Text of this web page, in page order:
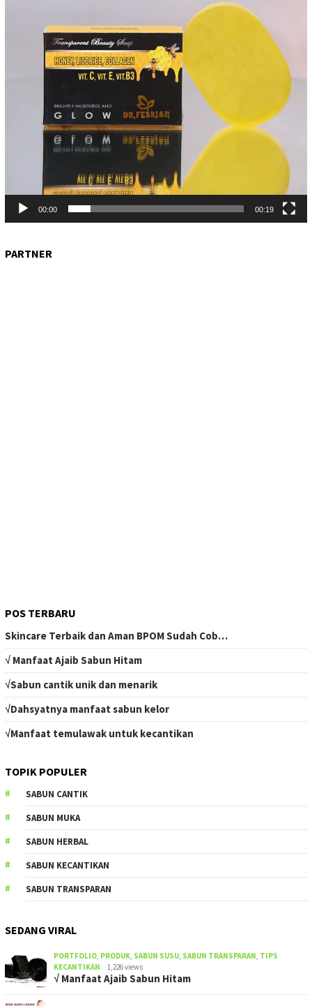
00:00 00:19
PARTNER
POS TERBARU
Skincare Terbaik dan Aman BPOM Sudah Cob…
√ Manfaat Ajaib Sabun Hitam
√Sabun cantik unik dan menarik
√Dahsyatnya manfaat sabun kelor
√Manfaat temulawak untuk kecantikan
TOPIK POPULER
SABUN CANTIK
SABUN MUKA
SABUN HERBAL
SABUN KECANTIKAN
SABUN TRANSPARAN
SEDANG VIRAL
PORTFOLIO PRODUK SABUN SUSU SABUN TRANSPARAN TIPS
KECANTIKAN
1,226 views
√ Manfaat Ajaib Sabun Hitam